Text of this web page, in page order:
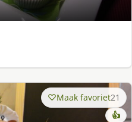
Maak favoriet21
👍